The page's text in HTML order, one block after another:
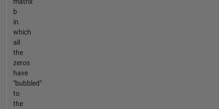
b
in
which
all
the
zeros
have
"bubbled"
to
the